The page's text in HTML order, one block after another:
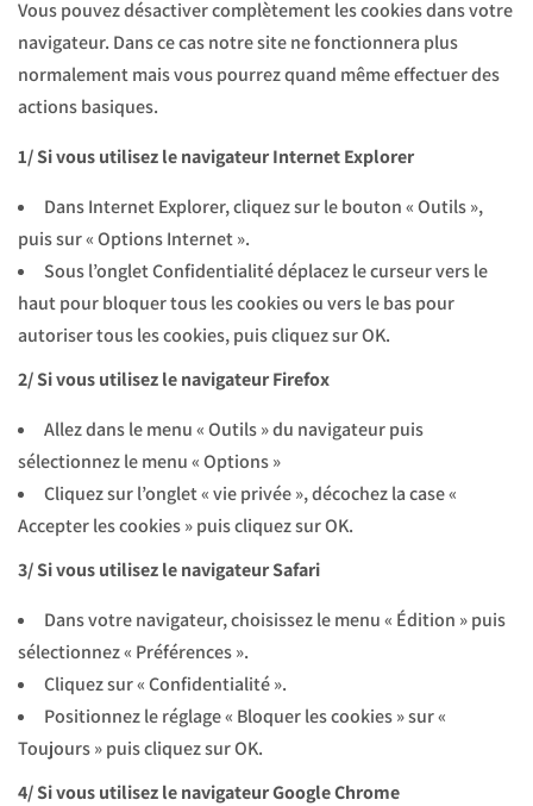
Vous pouvez désactiver complètement les cookies dans votre
navigateur. Dans ce cas notre site ne fonctionnera plus
normalement mais vous pourrez quand même effectuer des
actions basiques.
1/ Si vous utilisez le navigateur Internet Explorer
Dans Internet Explorer, cliquez sur le bouton « Outils »,
puis sur « Options Internet ».
Sous l’onglet Confidentialité déplacez le curseur vers le
haut pour bloquer tous les cookies ou vers le bas pour
autoriser tous les cookies, puis cliquez sur OK.
2/ Si vous utilisez le navigateur Firefox
Allez dans le menu « Outils » du navigateur puis
sélectionnez le menu « Options »
Cliquez sur l’onglet « vie privée », décochez la case «
Accepter les cookies » puis cliquez sur OK.
3/ Si vous utilisez le navigateur Safari
Dans votre navigateur, choisissez le menu « Édition » puis
sélectionnez « Préférences ».
Cliquez sur « Confidentialité ».
Positionnez le réglage « Bloquer les cookies » sur «
Toujours » puis cliquez sur OK.
4/ Si vous utilisez le navigateur Google Chrome